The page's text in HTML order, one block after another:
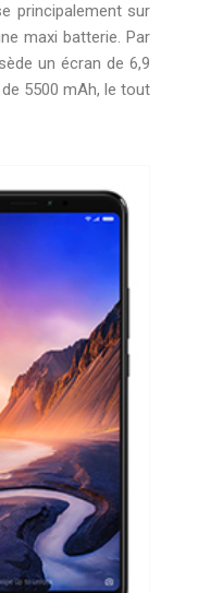
principalement sur
maxi batterie. Par
un écran de 6,9
5500 mAh, le tout